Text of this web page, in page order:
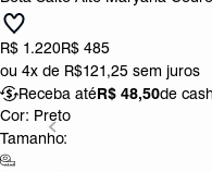
R$ 1.220R$ 485
ou 4x de R$121,25 sem juros
Receba atéR$ 48,50de
Cor: Preto
Tamanho: